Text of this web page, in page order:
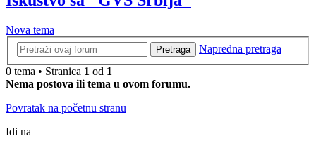
Nova tema
Pretraga
Napredna pretraga
0 tema • Stranica 1 od 1
Nema postova ili tema u ovom forumu.
Povratak na početnu stranu
Idi na